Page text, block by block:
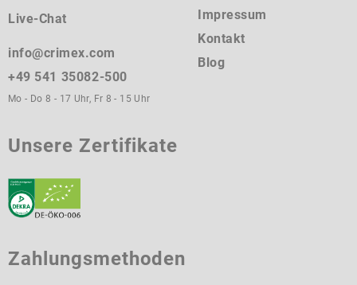
Live-Chat
info@crimex.com
+49 541 35082-500
Mo - Do 8 - 17 Uhr, Fr 8 - 15 Uhr
Impressum
Kontakt
Blog
Unsere Zertifikate
Zahlungsmethoden